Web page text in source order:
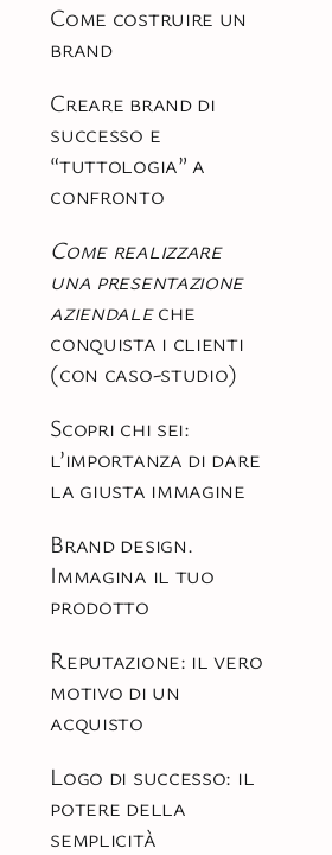
Come costruire un
brand
Creare brand di
successo e
“tuttologia” a
confronto
Come realizzare
una presentazione
aziendaleche
conquista i clienti
(con caso-studio)
Scopri chi sei:
l’importanza di dare
la giusta immagine
Brand design.
Immagina il tuo
prodotto
Reputazione: il vero
motivo di un
acquisto
Logo di successo: il
potere della
semplicità